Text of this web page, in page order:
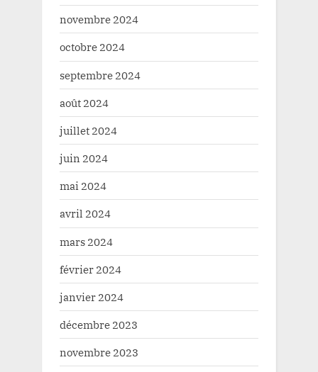
novembre 2024
octobre 2024
septembre 2024
août 2024
juillet 2024
juin 2024
mai 2024
avril 2024
mars 2024
février 2024
janvier 2024
décembre 2023
novembre 2023